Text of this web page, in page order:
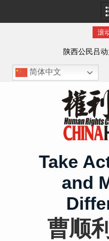
滚
陕西公民吕
简体中文
Take
and
曹顺